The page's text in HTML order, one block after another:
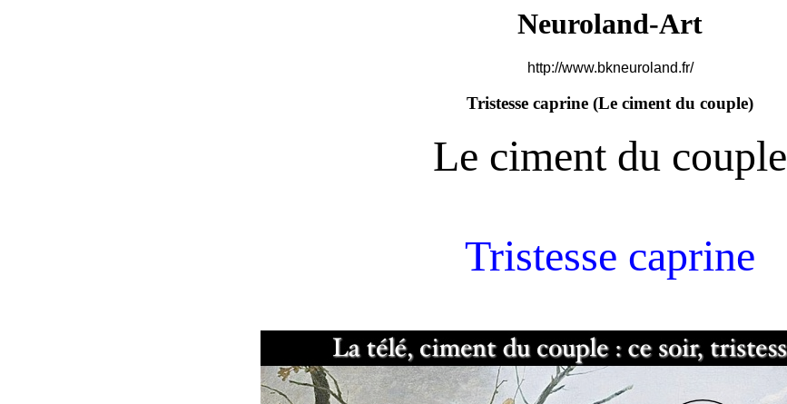
Neuroland-Art
http://www.bkneuroland.fr/
Tristesse caprine (Le ciment du couple)
Le ciment du couple
Tristesse caprine